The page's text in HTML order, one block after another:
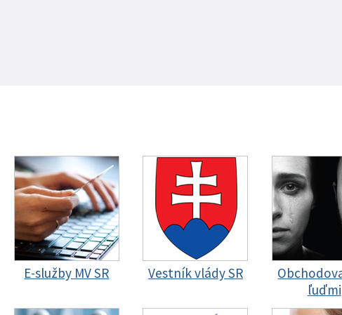
E-služby MV SR Vestník vlády SR
ľuďmi